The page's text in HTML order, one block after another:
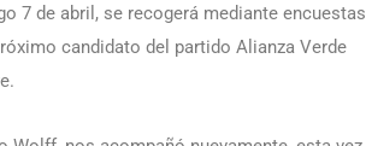
7 de abril, se recogerá mediante encuestas
candidato del partido Alianza Verde